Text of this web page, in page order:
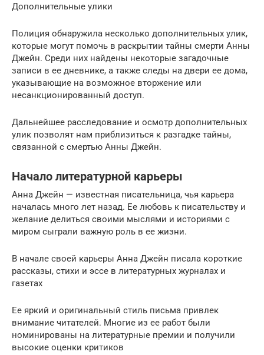
Дополнительные улики
Полиция обнаружила несколько дополнительных улик,
которые могут помочь в раскрытии тайны смерти Анны
Джейн. Среди них найдены некоторые загадочные
записи в ее дневнике, а также следы на двери ее дома,
указывающие на возможное вторжение или
несанкционированный доступ.
Дальнейшее расследование и осмотр дополнительных
улик позволят нам приблизиться к разгадке тайны,
связанной с смертью Анны Джейн.
Начало литературной карьеры
Анна Джейн — известная писательница, чья карьера
началась много лет назад. Ее любовь к писательству и
желание делиться своими мыслями и историями с
миром сыграли важную роль в ее жизни.
В начале своей карьеры Анна Джейн писала короткие
рассказы, стихи и эссе в литературных журналах и
газетах
Ее яркий и оригинальный стиль письма привлек
внимание читателей. Многие из ее работ были
номинированы на литературные премии и получили
высокие оценки критиков